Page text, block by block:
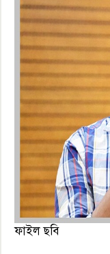
ফাইল ছবি